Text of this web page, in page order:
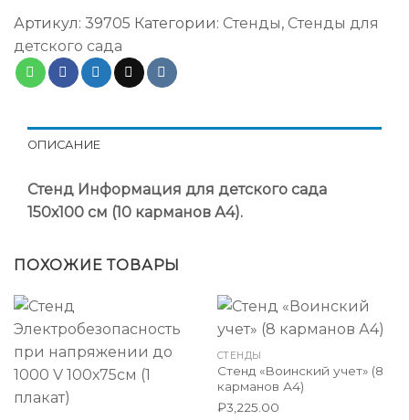
Артикул: 39705 Категории: Стенды, Стенды для
детского сада
ОПИСАНИЕ
Стенд Информация для детского сада
150х100 см (10 карманов А4).
ПОХОЖИЕ ТОВАРЫ
СТЕНДЫ
Стенд «Воинский учет» (8
карманов А4)
₽3,225.00